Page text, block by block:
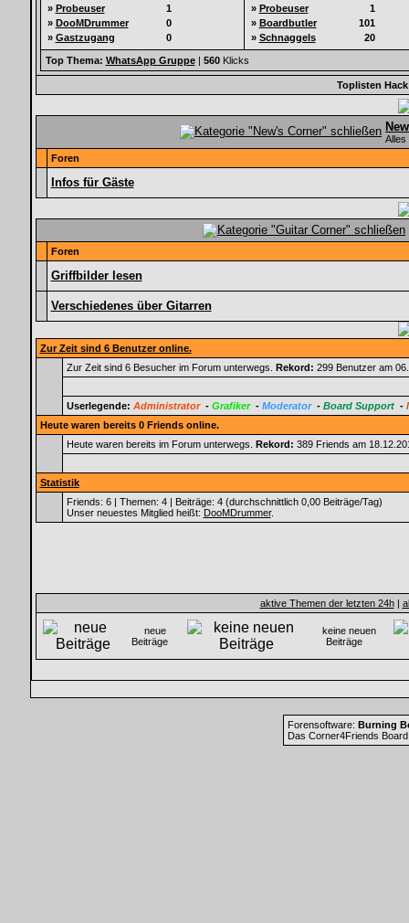
» Probeuser
1
» DooMDrummer
0
» Gastzugang 0
» Probeuser
1
» Boardbutler
101
» Schnaggels 20
Top Thema: WhatsApp Gruppe| 560Klicks
Toplisten
Alles
Foren
Infos für Gäste
Foren
Griffbilder lesen
Verschiedenes über Gitarren
Zur Zeit sind 6 Benutzer online.
Zur Zeit sind 6 Besucher im Forum unterwegs. Rekord: 299 Benutzer am
Userlegende: Administrator- Grafiker- Moderator- Board Support-
Heute waren bereits 0 Friends online.
Heute waren bereits im Forum unterwegs. Rekord: 389 Friends am
Statistik
Friends: 6 | Themen: 4 | Beiträge: 4 (durchschnittlich 0,00 Beiträge/Tag)
Unser neuestes Mitglied heißt: DooMDrummer.
aktive Themen der letzten 24h|
neue
Beiträge
keine neuen
Beiträge
Forensoftware: Burning
Das Corner4Friends